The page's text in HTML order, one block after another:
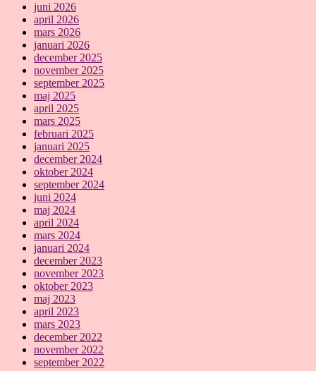
juni 2026
april 2026
mars 2026
januari 2026
december 2025
november 2025
september 2025
maj 2025
april 2025
mars 2025
februari 2025
januari 2025
december 2024
oktober 2024
september 2024
juni 2024
maj 2024
april 2024
mars 2024
januari 2024
december 2023
november 2023
oktober 2023
maj 2023
april 2023
mars 2023
december 2022
november 2022
september 2022